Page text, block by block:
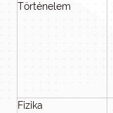
Történelem
Fizika